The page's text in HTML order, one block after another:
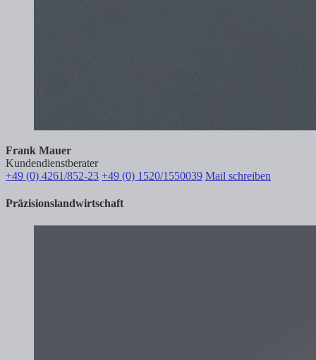
Frank Mauer
Kundendienstberater
+49 (0) 4261/852-23 +49 (0) 1520/1550039 Mail schreiben
Präzisionslandwirtschaft